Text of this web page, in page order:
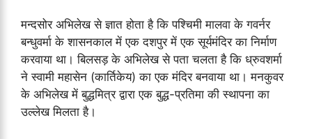
मन्दसोर अभिलेख से ज्ञात होता है कि पश्चिमी मालवा के गवर्नर
बन्धुवर्मा के शासनकाल में एक दशपुर में एक सूर्यमंदिर का निर्माण
करवाया था। बिलसड़ के अभिलेख से पता चलता है कि ध्रुवशर्मा
ने स्वामी महासेन (कार्तिकेय) का एक मंदिर बनवाया था। मनकुवर
के अभिलेख में बुद्धमित्र द्वारा एक बुद्ध-प्रतिमा की स्थापना का
उल्लेख मिलता है।